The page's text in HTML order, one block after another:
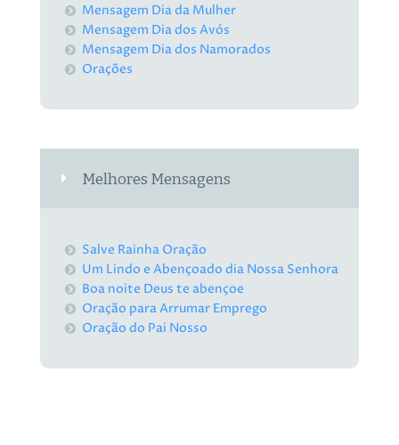
Mensagem Dia da Mulher
Mensagem Dia dos Avós
Mensagem Dia dos Namorados
Orações
Melhores Mensagens
Salve Rainha Oração
Um Lindo e Abençoado dia Nossa Senhora
Boa noite Deus te abençoe
Oração para Arrumar Emprego
Oração do Pai Nosso